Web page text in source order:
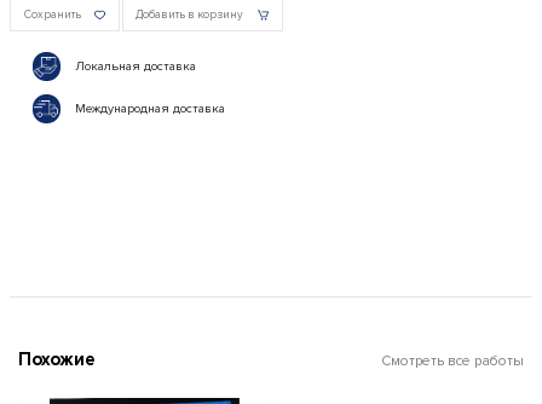
Сохранить Добавить в корзину
Локальная доставка
Международная доставка
Похожие Смотреть все работы